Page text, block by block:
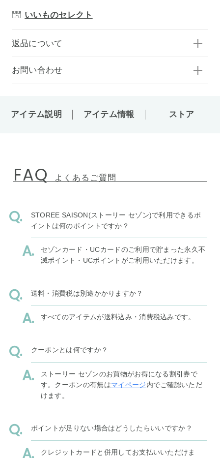
いいものセレクト
返品について
お問い合わせ
アイテム説明 アイテム情報 ストア
FAQ よくあるご質問
STOREE SAISON(ストーリー セゾン)で利用できるポ
イントは何のポイントですか？
セゾンカード・UCカードのご利用で貯まった永久不
滅ポイント・UCポイントがご利用いただけます。
送料・消費税は別途かかりますか？
すべてのアイテムが送料込み・消費税込みです。
クーポンとは何ですか？
ストーリー セゾンのお買物がお得になる割引券で
す。クーポンの有無はマイページ内でご確認いただ
けます。
ポイントが足りない場合はどうしたらいいですか？
クレジットカードと併用してお支払いいただけま